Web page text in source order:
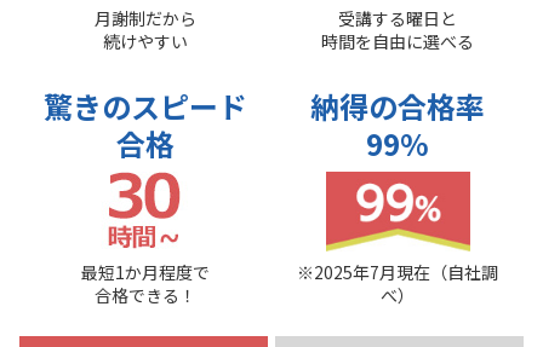
月謝制だから
続けやすい
受講する曜日と
時間を自由に選べる
驚きのスピード
合格
最短1か月程度で
合格できる！
納得の合格率
99%
※2025年7月現在（自社調
べ）